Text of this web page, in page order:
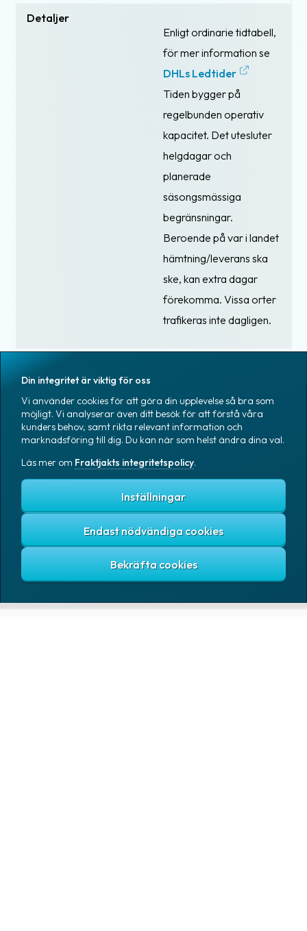
Detaljer
Enligt ordinarie tidtabell,
för mer information se
DHLs Ledtider
Tiden bygger på
regelbunden operativ
kapacitet. Det utesluter
helgdagar och
planerade
säsongsmässiga
begränsningar.
Beroende på var i landet
hämtning/leverans ska
ske, kan extra dagar
förekomma. Vissa orter
trafikeras inte dagligen.
Giltiga länder
Sverige
Sverige
Din integritet är viktig för oss
Vi använder cookies för att göra din upplevelse så bra som
möjligt. Vi analyserar även ditt besök för att förstå våra
kunders behov, samt rikta relevant information och
marknadsföring till dig. Du kan när som helst ändra dina val.
Läs mer om Fraktjakts integritetspolicy.
Inställningar
Endast nödvändiga cookies